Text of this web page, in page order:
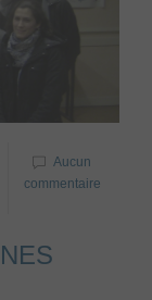
Aucun
commentaire